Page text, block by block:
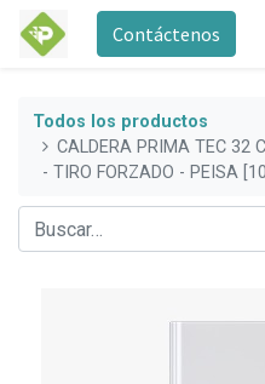
Contáctenos
Todos los productos
CALDERA PRIMA TEC 32
- TIRO FORZADO - PEISA